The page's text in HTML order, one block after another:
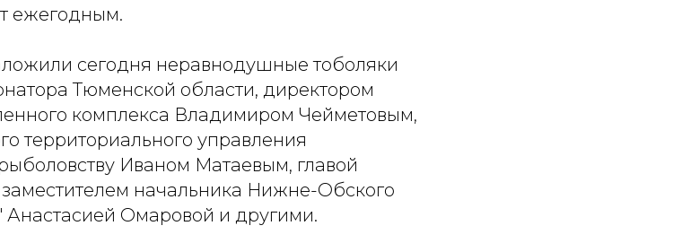
ежегодным.
сегодня неравнодушные тоболяки
Тюменской области, директором
комплекса Владимиром Чейметовым,
территориального управления
Иваном Матаевым, главой
начальника Нижне-Обского
Омаровой и другими.